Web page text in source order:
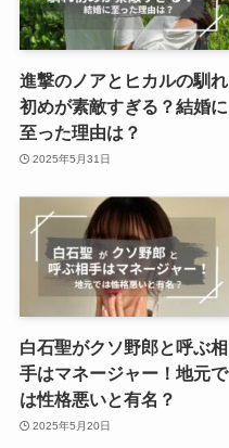
進撃のノアとヒカルの馴れ
初めが素敵すぎる？結婚に
至った理由は？
2025年5月31日
白石聖がクソ野郎と呼ぶ相
手はマネージャー！地元で
は性格悪いと有名？
2025年5月20日